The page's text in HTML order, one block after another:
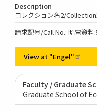
Description
コレクション名2/
請求記号/Call No.: 昭電資料:
View at "Engel"
Faculty / Graduate
Graduate School of